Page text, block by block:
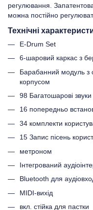
регулювання.
можна постійно
Технічні
E-Drum Set
6-шаровий каркас з
Барабанний модуль з
корпусом
98 Багатошарові звуки
16 попередньо
34 комплекти
15 Запис пісень
метроном
Інтегрований
Bluetooth для
MIDI-вихід
вкл. стійка для пастки